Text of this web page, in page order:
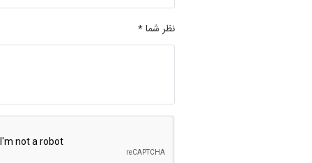
نظر شما *